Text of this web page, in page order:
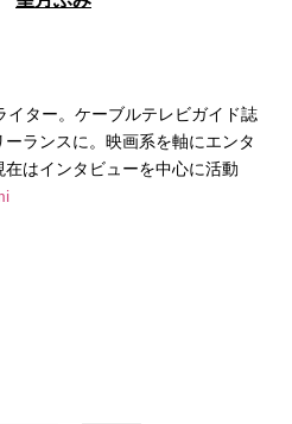
イター。ケーブルテレビガイド誌
ランスに。映画系を軸にエンタ
在はインタビューを中心に活動